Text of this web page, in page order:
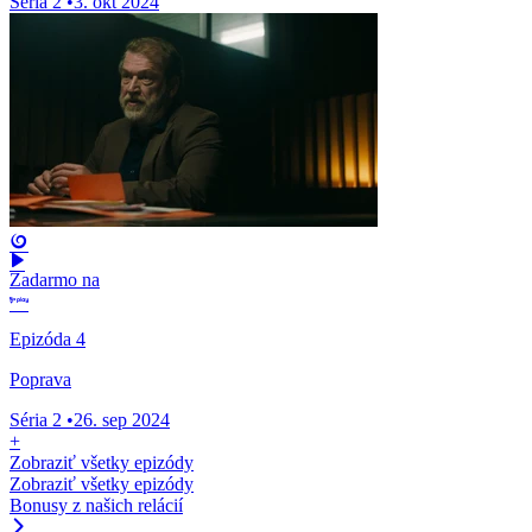
Zadarmo na
Epizóda 4
Poprava
Séria 2 •26. sep 2024
+
Zobraziť všetky epizódy
Zobraziť všetky epizódy
Bonusy z našich relácií